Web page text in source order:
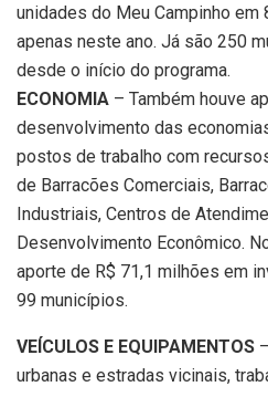
unidades do Meu Campinho
apenas neste ano. Já são 250
desde o início do programa.
ECONOMIA – Também houve
desenvolvimento das
postos de trabalho com
de Barracões Comerciais,
Industriais, Centros de
Desenvolvimento Econômico.
aporte de R$ 71,1 milhões em
99 municípios.
VEÍCULOS E EQUIPAMENTOS
urbanas e estradas vicinais,